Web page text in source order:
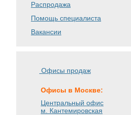
Распродажа
Помощь специалиста
Вакансии
Офисы продаж
Офисы в Москве:
Центральный офис
м. Кантемировская